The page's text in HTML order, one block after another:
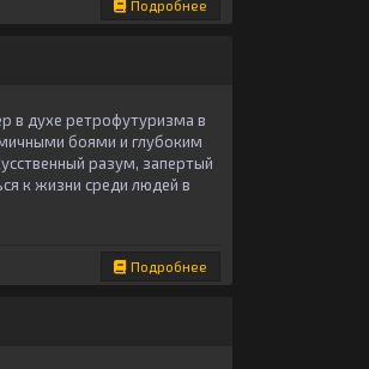
Подробнее
в духе ретрофутуризма в
боями и глубоким
разум, запертый
к жизни среди людей в
Подробнее